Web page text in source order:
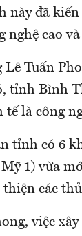
này đã
nghệ cao
Lê Tuấn
tỉnh Bình
tế là công
tỉnh có 6
1) vừa
các
việc